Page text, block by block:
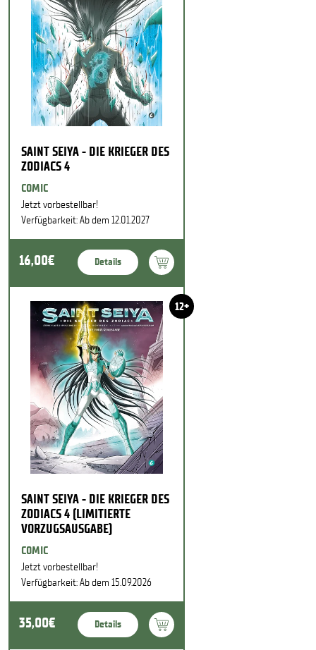
SAINT SEIYA - DIE KRIEGER DES
ZODIACS 4
COMIC
Jetzt vorbestellbar!
Verfügbarkeit: Ab dem 12.01.2027
16,00€ Details
12+
SAINT SEIYA - DIE KRIEGER DES
ZODIACS 4 (LIMITIERTE
VORZUGSAUSGABE)
COMIC
Jetzt vorbestellbar!
Verfügbarkeit: Ab dem 15.09.2026
35,00€ Details